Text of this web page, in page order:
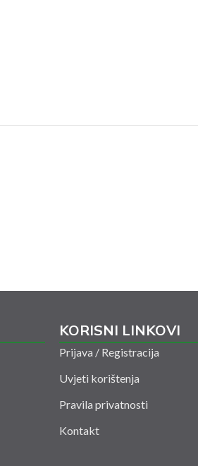
KORISNI LINKOVI
Prijava / Registracija
Uvjeti korištenja
Pravila privatnosti
Kontakt